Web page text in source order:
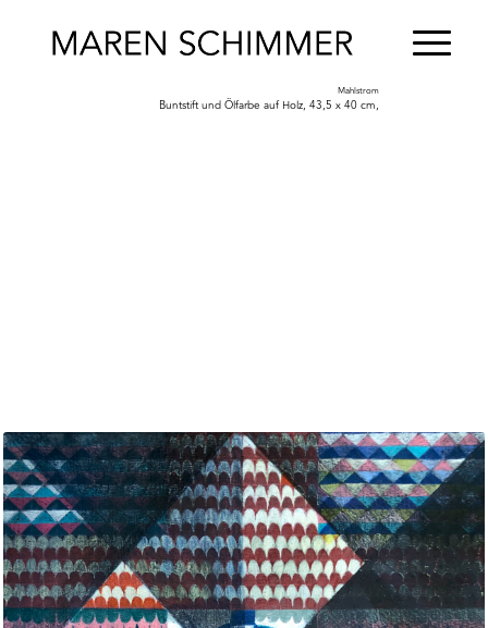
Mahlstrom
Buntstift und Ölfarbe auf Holz, 43,5 x 40 cm,